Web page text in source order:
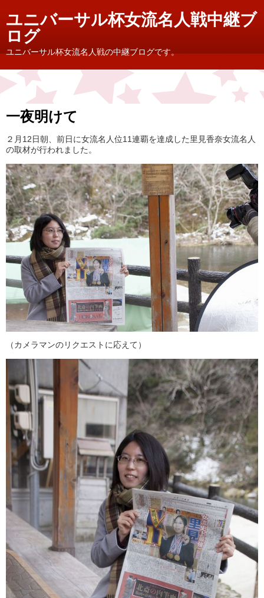
ユニバーサル杯女流名人戦中継ブ
ログ
ユニバーサル杯女流名人戦の中継ブログです。
一夜明けて
２月12日朝、前日に女流名人位11連覇を達成した里見香奈女流名人
の取材が行われました。
（カメラマンのリクエストに応えて）